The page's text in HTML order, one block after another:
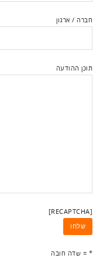
חברה / ארגון
תוכן ההודעה
[RECAPTCHA]
* = שדה חובה